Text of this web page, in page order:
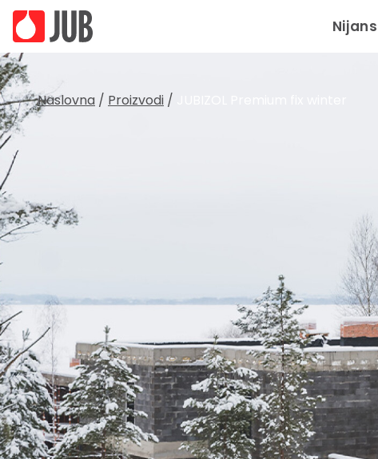
Naslovna / Proizvodi /